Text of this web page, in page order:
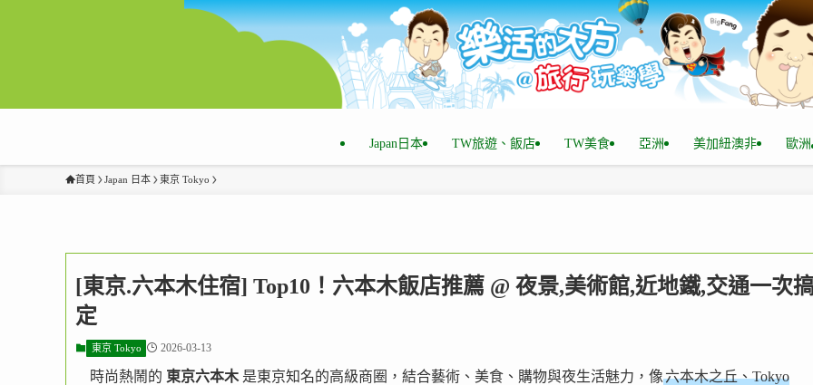
Japan日本 TW旅遊、飯店 TW美食 亞洲 美加紐澳非 歐洲
首頁 Japan 日本 東京 Tokyo
[東京.六本木住宿] Top10！六本木飯店推薦 @ 夜景,美術館,近地鐵,交通一次
定
東京 Tokyo 2026-03-13
時尚熱鬧的 東京六本木是東京知名的高級商圈，結合藝術、美食、購物與夜生活魅力，像六本木之丘、Tokyo